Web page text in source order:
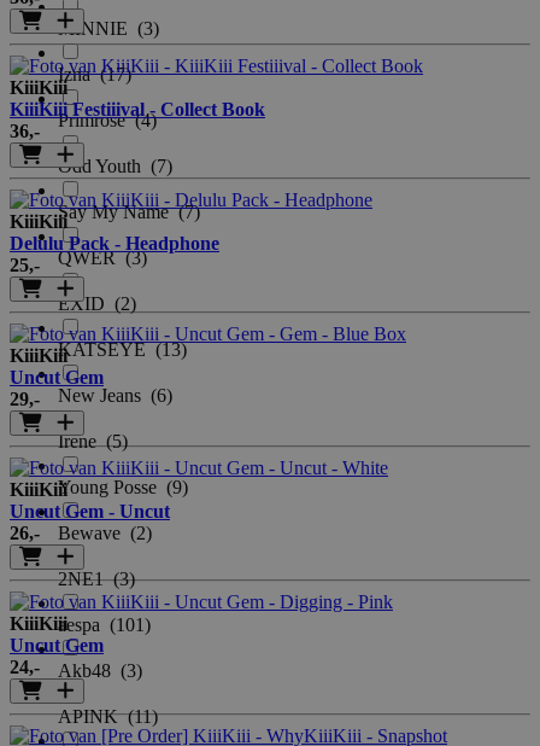
MINNIE (3)
Izna(17)
Primrose(4)
Odd Youth (7)
Say My Name(7)
QWER(3)
EXID (2)
KATSEYE(13)
New Jeans (6)
Irene(5)
Young Posse (9)
Bewave (2)
2NE1(3)
aespa (101)
Akb48 (3)
APINK(11)
KiiiKiii
KiiiKiii Festiiival - Collect Book
36,-
KiiiKiii
Delulu Pack - Headphone
25,-
KiiiKiii
Uncut Gem
29,-
KiiiKiii
Uncut Gem - Uncut
26,-
KiiiKiii
Uncut Gem
24,-